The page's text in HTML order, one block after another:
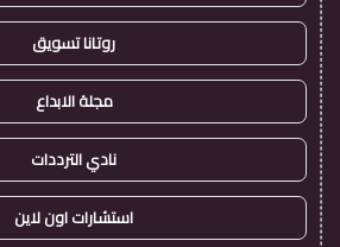
روتانا تسويق
مجلة الابداع
نادي الترددات
استشارات اون لاين